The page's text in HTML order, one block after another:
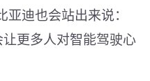
迪也会站出来说：
让更多人对智能驾驶心